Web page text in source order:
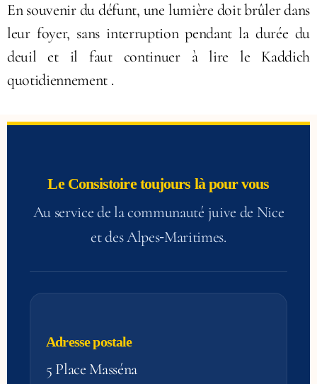
En souvenir du défunt, une lumière doit brûler dans
leur foyer, sans interruption pendant la durée du
deuil et il faut continuer à lire le Kaddich
quotidiennement .
Le Consistoire toujours là pour vous
Au service de la communauté juive de Nice
et des Alpes‑Maritimes.
Adresse postale
5 Place Masséna